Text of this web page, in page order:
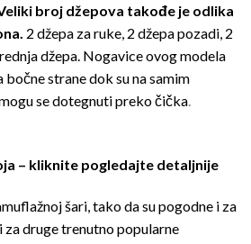
broj džepova takođe je odlika
2 džepa za ruke, 2 džepa pozadi, 2
džepa. Nogavice ovog modela
bočne strane dok su na samim
se dotegnuti preko čička.
– kliknite pogledajte detaljnije
šari, tako da su pogodne i za
druge trenutno popularne